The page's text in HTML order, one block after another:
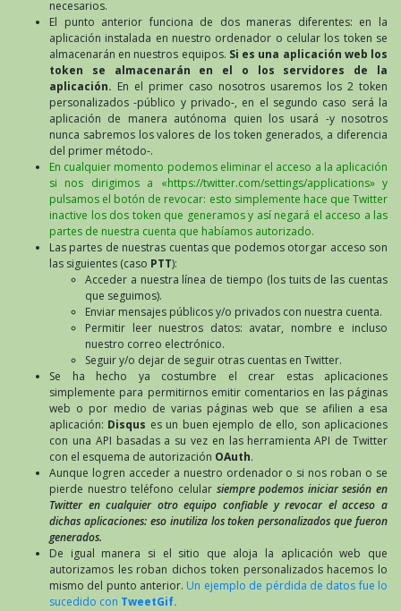
necesarios.
El punto anterior funciona de dos maneras diferentes: en la
aplicación instalada en nuestro ordenador o celular los token se
almacenarán en nuestros equipos. Si es una aplicación web los
token se almacenarán en el o los servidores de la
aplicación. En el primer caso nosotros usaremos los 2 token
personalizados -público y privado-, en el segundo caso será la
aplicación de manera autónoma quien los usará -y nosotros
nunca sabremos los valores de los token generados, a diferencia
del primer método-.
En cualquier momento podemos eliminar el acceso a la aplicación
si nos dirigimos a «https://twitter.com/settings/applications» y
pulsamos el botón de revocar: esto simplemente hace que Twitter
inactive los dos token que generamos y así negará el acceso a las
partes de nuestra cuenta que habíamos autorizado.
Las partes de nuestras cuentas que podemos otorgar acceso son
las siguientes (caso PTT):
Acceder a nuestra línea de tiempo (los tuits de las cuentas
que seguimos).
Enviar mensajes públicos y/o privados con nuestra cuenta.
Permitir leer nuestros datos: avatar, nombre e incluso
nuestro correo electrónico.
Seguir y/o dejar de seguir otras cuentas en Twitter.
Se ha hecho ya costumbre el crear estas aplicaciones
simplemente para permitirnos emitir comentarios en las páginas
web o por medio de varias páginas web que se afilien a esa
aplicación: Disqus es un buen ejemplo de ello, son aplicaciones
con una API basadas a su vez en las herramienta API de Twitter
con el esquema de autorización OAuth.
Aunque logren acceder a nuestro ordenador o si nos roban o se
pierde nuestro teléfono celular siempre podemos iniciar sesión en
Twitter en cualquier otro equipo confiable y revocar el acceso a
dichas aplicaciones: eso inutiliza los token personalizados que fueron
generados.
De igual manera si el sitio que aloja la aplicación web que
autorizamos les roban dichos token personalizados hacemos lo
mismo del punto anterior. Un ejemplo de pérdida de datos fue lo
sucedido con TweetGif.